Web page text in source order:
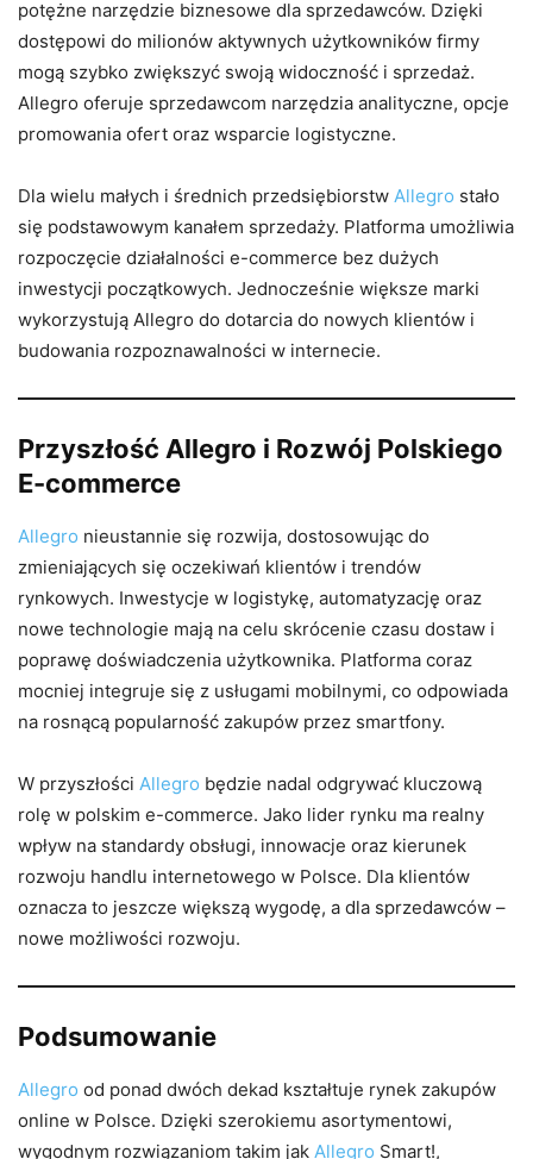
potężne narzędzie biznesowe dla sprzedawców. Dzięki
dostępowi do milionów aktywnych użytkowników firmy
mogą szybko zwiększyć swoją widoczność i sprzedaż.
Allegro oferuje sprzedawcom narzędzia analityczne, opcje
promowania ofert oraz wsparcie logistyczne.
Dla wielu małych i średnich przedsiębiorstw Allegro stało
się podstawowym kanałem sprzedaży. Platforma umożliwia
rozpoczęcie działalności e-commerce bez dużych
inwestycji początkowych. Jednocześnie większe marki
wykorzystują Allegro do dotarcia do nowych klientów i
budowania rozpoznawalności w internecie.
Przyszłość Allegro i Rozwój Polskiego
E-commerce
Allegro nieustannie się rozwija, dostosowując do
zmieniających się oczekiwań klientów i trendów
rynkowych. Inwestycje w logistykę, automatyzację oraz
nowe technologie mają na celu skrócenie czasu dostaw i
poprawę doświadczenia użytkownika. Platforma coraz
mocniej integruje się z usługami mobilnymi, co odpowiada
na rosnącą popularność zakupów przez smartfony.
W przyszłości Allegro będzie nadal odgrywać kluczową
rolę w polskim e-commerce. Jako lider rynku ma realny
wpływ na standardy obsługi, innowacje oraz kierunek
rozwoju handlu internetowego w Polsce. Dla klientów
oznacza to jeszcze większą wygodę, a dla sprzedawców –
nowe możliwości rozwoju.
Podsumowanie
Allegro od ponad dwóch dekad kształtuje rynek zakupów
online w Polsce. Dzięki szerokiemu asortymentowi,
wygodnym rozwiązaniom takim jak Allegro Smart!,